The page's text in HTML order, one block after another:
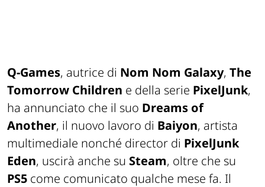
Q-Games, autrice di Nom Nom Galaxy, The
Tomorrow Children e della serie PixelJunk,
ha annunciato che il suo Dreams of
Another, il nuovo lavoro di Baiyon, artista
multimediale nonché director di PixelJunk
Eden, uscirà anche su Steam, oltre che su
PS5 come comunicato qualche mese fa. Il